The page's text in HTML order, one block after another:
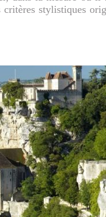
critères stylistiques